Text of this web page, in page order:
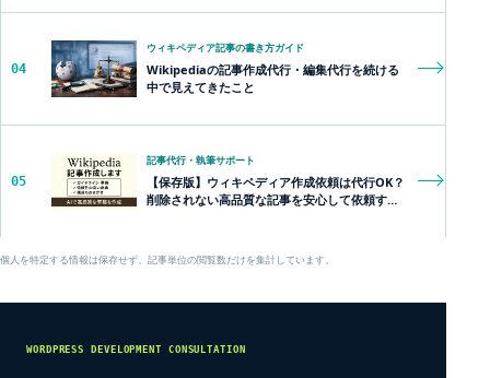
04
ウィキペディア記事の書き方ガイド
Wikipediaの記事作成代行・編集代行を続ける
中で見えてきたこと
05
記事代行・執筆サポート
【保存版】ウィキペディア作成依頼は代行OK？
削除されない高品質な記事を安心して依頼する
個人を特定する情報は保存せず、記事単位の閲覧数だけを集計しています。
WORDPRESS DEVELOPMENT CONSULTATION